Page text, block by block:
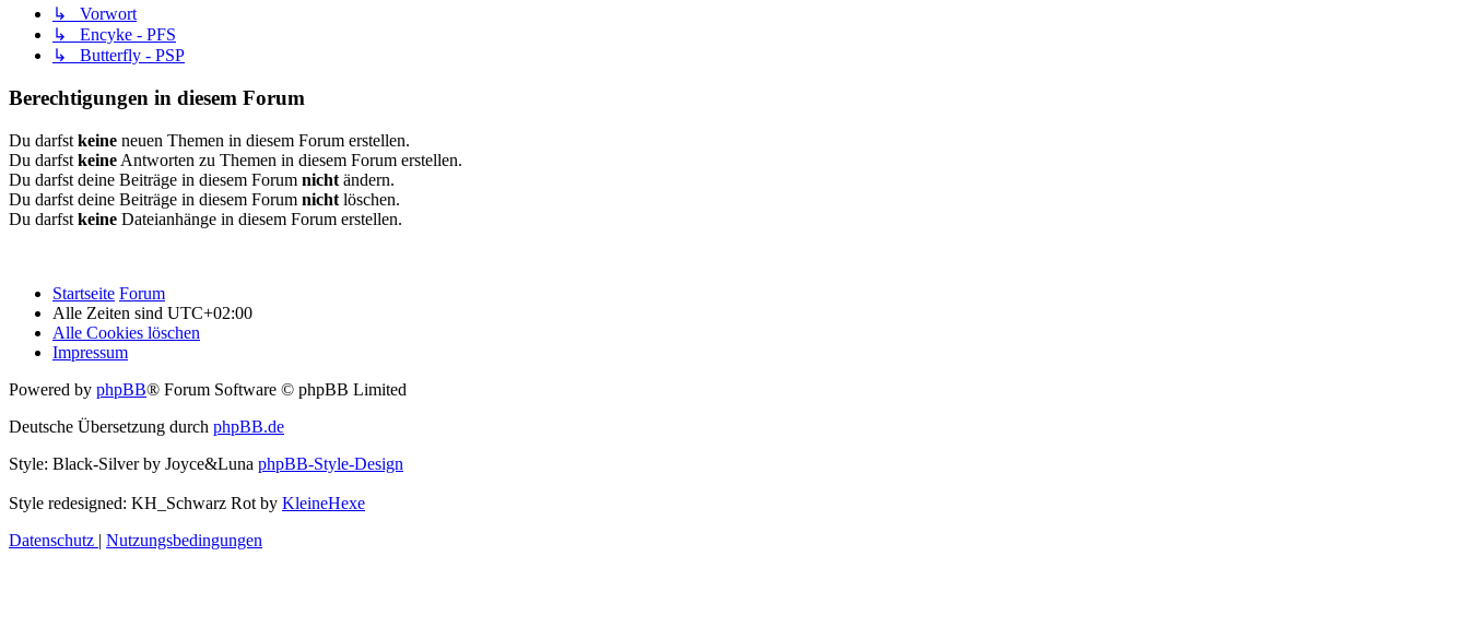
↳ Vorwort
↳ Encyke - PFS
↳ Butterfly - PSP
Berechtigungen in diesem Forum
Du darfst keine neuen Themen in diesem Forum erstellen.
Du darfst keine Antworten zu Themen in diesem Forum erstellen.
Du darfst deine Beiträge in diesem Forum nicht ändern.
Du darfst deine Beiträge in diesem Forum nicht löschen.
Du darfst keine Dateianhänge in diesem Forum erstellen.
Startseite Forum
Alle Zeiten sind UTC+02:00
Alle Cookies löschen
Impressum
Powered by phpBB® Forum Software © phpBB Limited
Deutsche Übersetzung durch phpBB.de
Style: Black-Silver by Joyce&Luna phpBB-Style-Design
Style redesigned: KH_Schwarz Rot by KleineHexe
Datenschutz | Nutzungsbedingungen